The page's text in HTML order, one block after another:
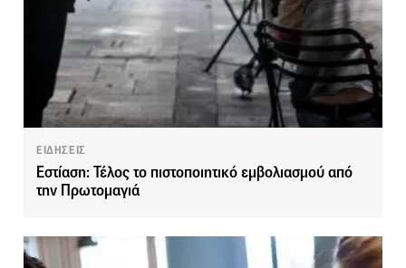
ΕΙΔΗΣΕΙΣ
Εστίαση: Τέλος το πιστοποιητικό εμβολιασμού από
την Πρωτομαγιά